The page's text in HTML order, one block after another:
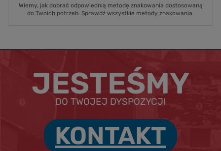
Wiemy, jak dobrać odpowiednią metodę znakowania dostosowaną
do Twoich potrzeb. Sprawdź wszystkie metody znakowania.
JESTEŚMY
DO TWOJEJ DYSPOZYCJI
KONTAKT